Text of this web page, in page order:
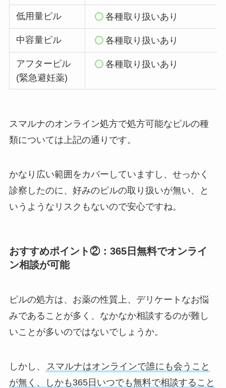
低用量ピル 各種取り扱いあり
中容量ピル 各種取り扱いあり
アフターピル
(緊急避妊薬)
各種取り扱いあり
スマルナのオンライン処方で処方可能なピルの種
類については上記の通りです。
かなり広い範囲をカバーしていますし、せっかく
診察したのに、好みのピルの取り扱いが無い、と
いうようなリスクもないので安心ですね。
おすすめポイント②：365日無料でオンライ
ン相談が可能
ピルの処方は、お薬の性質上、デリケートなお悩
みであることが多く、なかなか相談するのが難し
いことが多いのではないでしょうか。
しかし、
スマルナはオンラインで誰にも会うこと
が無く、しかも365日いつでも無料で相談すること